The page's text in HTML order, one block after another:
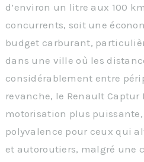
d’environ un litre aux 100
concurrents, soit une
budget carburant,
dans une ville où les
considérablement entre
revanche, le Renault Captur
motorisation plus
polyvalence pour ceux qui
et autoroutiers, malgré une